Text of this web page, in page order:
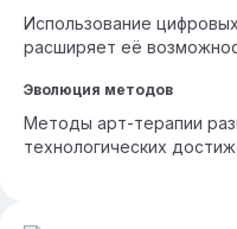
Использование
расширяет её
Эволюция методов
Методы арт-терапии
технологических